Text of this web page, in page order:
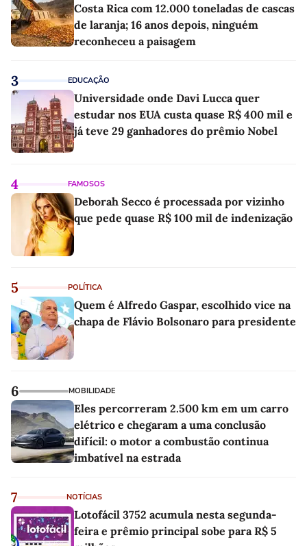
Costa Rica com 12.000 toneladas de cascas
de laranja; 16 anos depois, ninguém
reconheceu a paisagem
3 EDUCAÇÃO
Universidade onde Davi Lucca quer
estudar nos EUA custa quase R$ 400 mil e
já teve 29 ganhadores do prêmio Nobel
4 FAMOSOS
Deborah Secco é processada por vizinho
que pede quase R$ 100 mil de indenização
5 POLÍTICA
Quem é Alfredo Gaspar, escolhido vice na
chapa de Flávio Bolsonaro para presidente
6 MOBILIDADE
Eles percorreram 2.500 km em um carro
elétrico e chegaram a uma conclusão
difícil: o motor a combustão continua
imbatível na estrada
7 NOTÍCIAS
Lotofácil 3752 acumula nesta segunda-
feira e prêmio principal sobe para R$ 5